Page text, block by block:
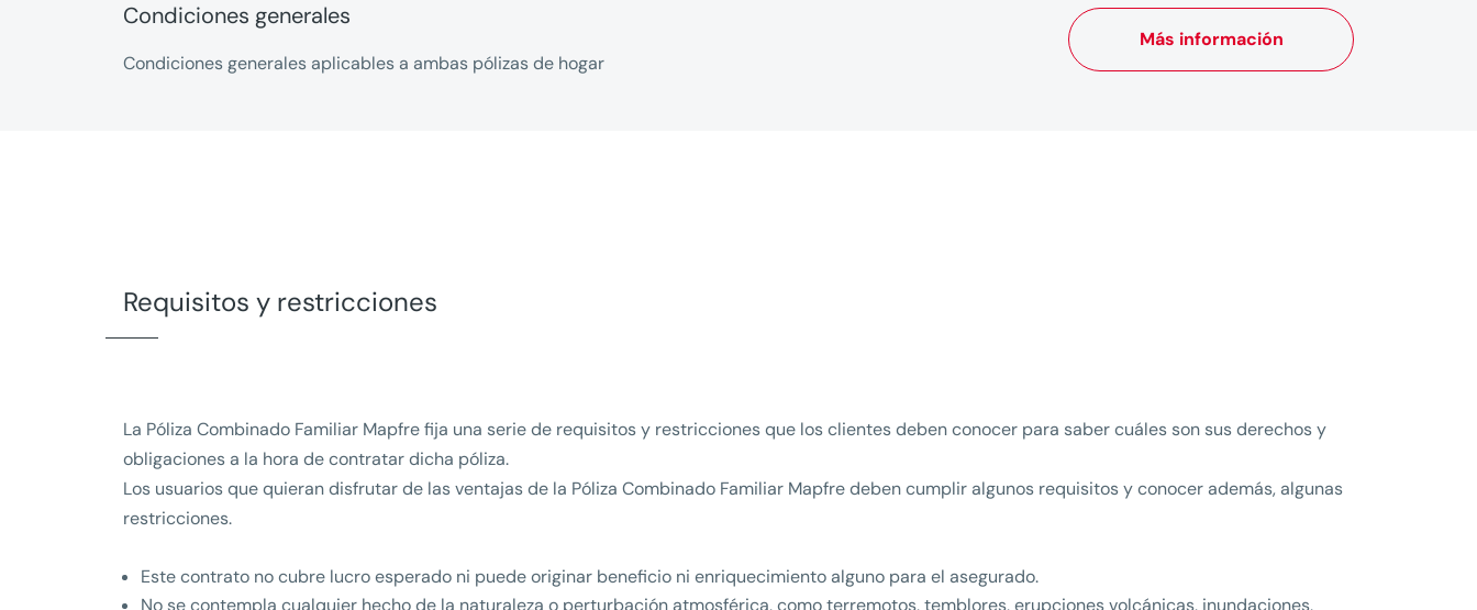
Condiciones generales
Condiciones generales aplicables a ambas pólizas de hogar
Más información
Requisitos y restricciones
La Póliza Combinado Familiar Mapfre fija una serie de requisitos y restricciones que los clientes deben conocer para saber cuáles son sus derechos y
obligaciones a la hora de contratar dicha póliza.
Los usuarios que quieran disfrutar de las ventajas de la Póliza Combinado Familiar Mapfre deben cumplir algunos requisitos y conocer además, algunas
restricciones.
Este contrato no cubre lucro esperado ni puede originar beneficio ni enriquecimiento alguno para el asegurado.
No se contempla cualquier hecho de la naturaleza o perturbación atmosférica, como terremotos, temblores, erupciones volcánicas, inundaciones,